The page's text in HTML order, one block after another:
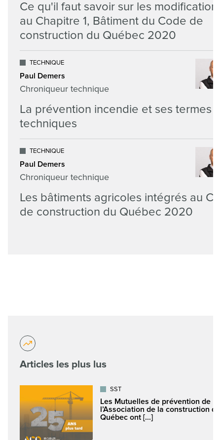
Ce qu'il faut savoir sur les
au Chapitre 1, Bâtiment du Code de
construction du Québec 2020
TECHNIQUE
Paul Demers
Chroniqueur technique
La prévention incendie et ses termes
techniques
TECHNIQUE
Paul Demers
Chroniqueur technique
Les bâtiments agricoles intégrés au
de construction du Québec 2020
Articles les plus lus
SST
Les Mutuelles de prévention de
l’Association de la construction du
Québec ont [...]